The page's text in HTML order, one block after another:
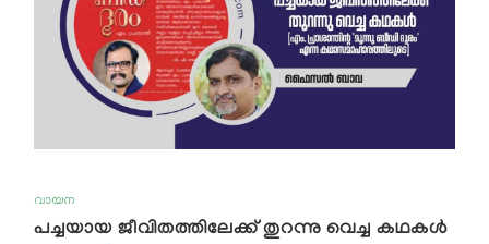
വായന
പച്ചയായ ജീവിതത്തിലേക്ക് തുറന്നു വെച്ച കഥകൾ